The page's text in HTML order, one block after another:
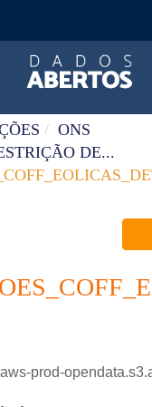
ONS
DE...
dataset/restricao_coff_eolica_detail_tm/